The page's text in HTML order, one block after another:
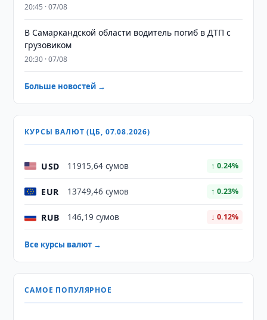
20:45 · 07/08
В Самаркандской области водитель погиб в ДТП с
грузовиком
20:30 · 07/08
Больше новостей →
КУРСЫ ВАЛЮТ (ЦБ, 07.08.2026)
USD 11915,64 сумов ↑ 0.24%
EUR 13749,46 сумов ↑ 0.23%
RUB 146,19 сумов ↓ 0.12%
Все курсы валют →
САМОЕ ПОПУЛЯРНОЕ